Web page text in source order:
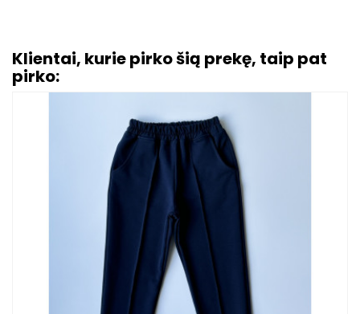
Klientai, kurie pirko šią prekę, taip pat
pirko: